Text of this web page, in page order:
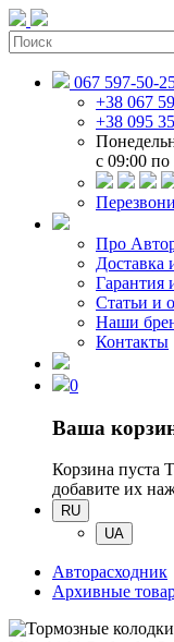
067 597-50-
+38 067
+38 095
c 09:00 по
Про
Доставка
Гарантия
Статьи и
Наши
Контакты
0
Ваша
Корзина пуста
добавите их
RU
UA
Авторасходник
Архивные